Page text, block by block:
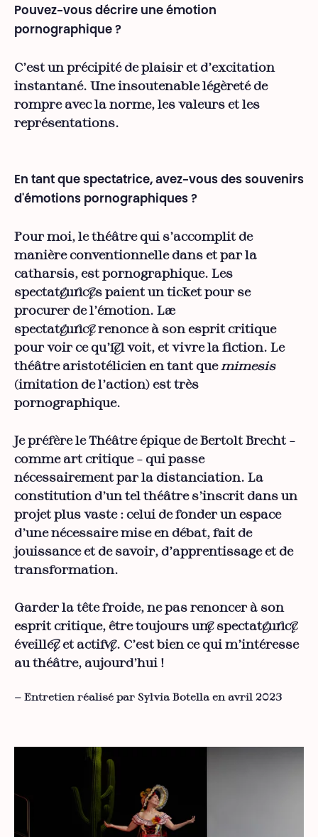
Pouvez-vous décrire une émotion
pornographique ?
C’est un précipité de plaisir et d’excitation
instantané. Une insoutenable légèreté de
rompre avec la norme, les valeurs et les
représentations.
En tant que spectatrice, avez-vous des souvenirs
d'émotions pornographiques ?
Pour moi, le théâtre qui s’accomplit de
manière conventionnelle dans et par la
catharsis, est pornographique. Les
spectateur·ices paient un ticket pour se
procurer de l’émotion. La·e
spectateur·ice renonce à son esprit critique
pour voir ce qu’i·el voit, et vivre la fiction. Le
théâtre aristotélicien en tant que mimesis
(imitation de l’action) est très
pornographique.
Je préfère le Théâtre épique de Bertolt Brecht –
comme art critique – qui passe
nécessairement par la distanciation. La
constitution d’un tel théâtre s’inscrit dans un
projet plus vaste : celui de fonder un espace
d’une nécessaire mise en débat, fait de
jouissance et de savoir, d’apprentissage et de
transformation.
Garder la tête froide, ne pas renoncer à son
esprit critique, être toujours un·e spectateur·ice
éveillé·e et actif·ve. C’est bien ce qui m’intéresse
au théâtre, aujourd’hui !
— Entretien réalisé par Sylvia Botella en avril 2023